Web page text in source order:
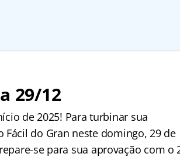
29/12
de 2025! Para turbinar sua
do Gran neste domingo, 29 de
se para sua aprovação com o